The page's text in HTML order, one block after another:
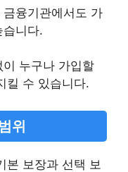
융기관에서도 가
습니다.
누구나 가입할
킬 수 있습니다.
위
본 보장과 선택 보